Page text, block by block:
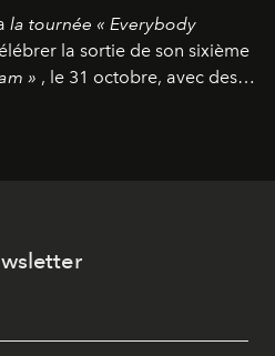
la tournée « Everybody
la sortie de son sixième
» , le 31 octobre, avec des
en avril prochain.